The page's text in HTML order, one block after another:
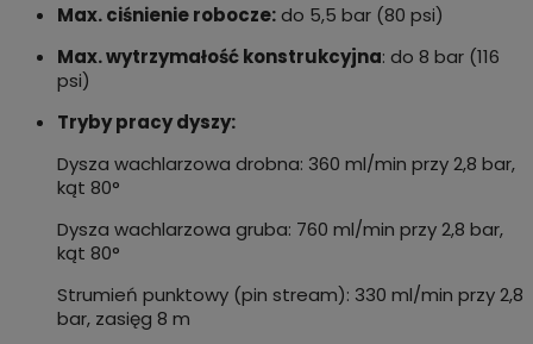
Max. ciśnienie robocze:do 5,5 bar (80 psi)
Max. wytrzymałość konstrukcyjna: do 8 bar (116
psi)
Tryby pracy dyszy:
Dysza wachlarzowa drobna: 360 ml/min przy 2,8 bar,
kąt 80°
Dysza wachlarzowa gruba: 760 ml/min przy 2,8 bar,
kąt 80°
Strumień punktowy (pin stream): 330 ml/min przy 2,8
bar, zasięg 8 m